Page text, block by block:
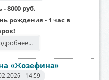
- 8000 руб.
рождения - 1 час в
«Жозефина»
- 14:59